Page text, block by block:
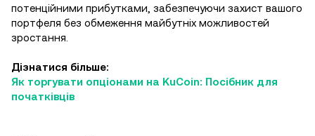
потенційними прибутками, забезпечуючи захист вашого
портфеля без обмеження майбутніх можливостей
зростання.
Дізнатися більше:
Як торгувати опціонами на KuCoin: Посібник для
початківців